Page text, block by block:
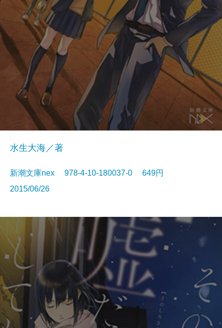
水生大海／著
新潮文庫nex 978-4-10-180037-0 649円
2015/06/26